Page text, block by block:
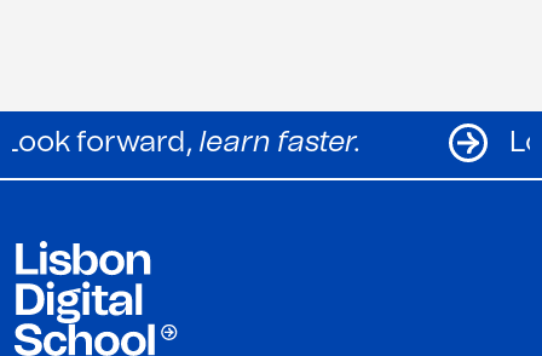
Look forward,learn faster.